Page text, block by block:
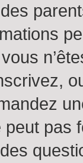
des
peut